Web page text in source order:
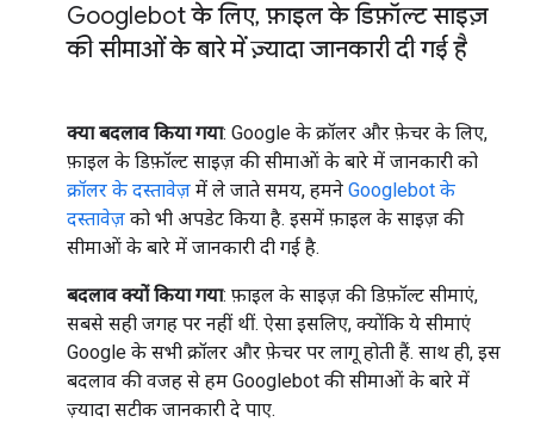
Googlebot के लिए, फ़ाइल के डिफ़ॉल्ट साइज़
की सीमाओं के बारे में ज़्यादा जानकारी दी गई है
क्या बदलाव किया गया: Google के क्रॉलर और फ़ेचर के लिए,
फ़ाइल के डिफ़ॉल्ट साइज़ की सीमाओं के बारे में जानकारी को
क्रॉलर के दस्तावेज़ में ले जाते समय, हमने Googlebot के
दस्तावेज़ को भी अपडेट किया है. इसमें फ़ाइल के साइज़ की
सीमाओं के बारे में जानकारी दी गई है.
बदलाव क्यों किया गया: फ़ाइल के साइज़ की डिफ़ॉल्ट सीमाएं,
सबसे सही जगह पर नहीं थीं. ऐसा इसलिए, क्योंकि ये सीमाएं
Google के सभी क्रॉलर और फ़ेचर पर लागू होती हैं. साथ ही, इस
बदलाव की वजह से हम Googlebot की सीमाओं के बारे में
ज़्यादा सटीक जानकारी दे पाए.